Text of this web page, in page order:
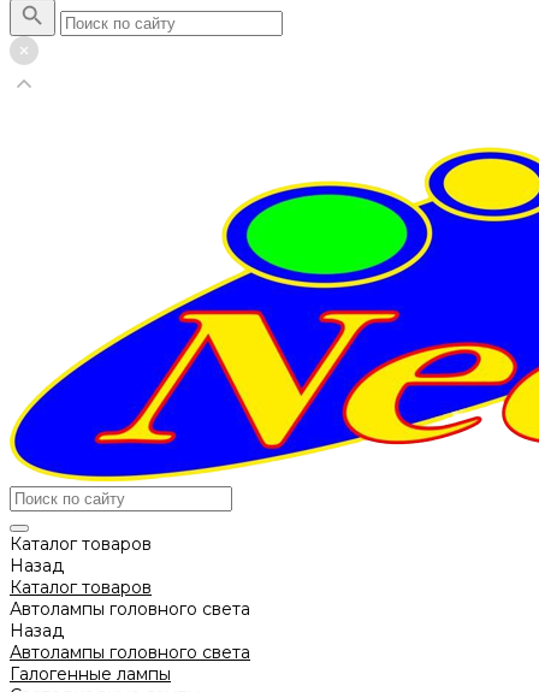
Каталог товаров
Назад
Каталог товаров
Автолампы головного света
Назад
Автолампы головного света
Галогенные лампы